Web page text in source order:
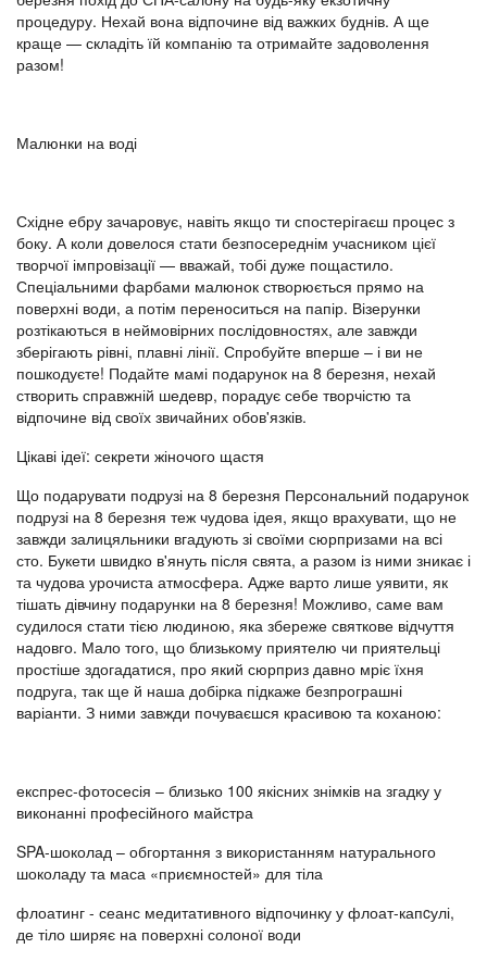
процедуру. Нехай вона відпочине від важких буднів. А ще
краще — складіть їй компанію та отримайте задоволення
разом!
Малюнки на воді
Східне ебру зачаровує, навіть якщо ти спостерігаєш процес з
боку. А коли довелося стати безпосереднім учасником цієї
творчої імпровізації — вважай, тобі дуже пощастило.
Спеціальними фарбами малюнок створюється прямо на
поверхні води, а потім переноситься на папір. Візерунки
розтікаються в неймовірних послідовностях, але завжди
зберігають рівні, плавні лінії. Спробуйте вперше – і ви не
пошкодуєте! Подайте мамі подарунок на 8 березня, нехай
створить справжній шедевр, порадує себе творчістю та
відпочине від своїх звичайних обов'язків.
Цікаві ідеї: секрети жіночого щастя
Що подарувати подрузі на 8 березня Персональний подарунок
подрузі на 8 березня теж чудова ідея, якщо врахувати, що не
завжди залицяльники вгадують зі своїми сюрпризами на всі
сто. Букети швидко в'януть після свята, а разом із ними зникає і
та чудова урочиста атмосфера. Адже варто лише уявити, як
тішать дівчину подарунки на 8 березня! Можливо, саме вам
судилося стати тією людиною, яка збереже святкове відчуття
надовго. Мало того, що близькому приятелю чи приятельці
простіше здогадатися, про який сюрприз давно мріє їхня
подруга, так ще й наша добірка підкаже безпрограшні
варіанти. З ними завжди почуваєшся красивою та коханою:
експрес-фотосесія – близько 100 якісних знімків на згадку у
виконанні професійного майстра
SPA-шоколад – обгортання з використанням натурального
шоколаду та маса «приємностей» для тіла
флоатинг - сеанс медитативного відпочинку у флоат-капcулі,
де тіло ширяє на поверхні солоної води